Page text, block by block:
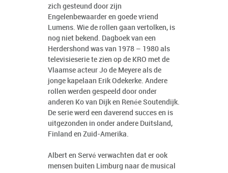
zich gesteund door zijn
Engelenbewaarder en goede vriend
Lumens. Wie de rollen gaan vertolken, is
nog niet bekend. Dagboek van een
Herdershond was van 1978 – 1980 als
televisieserie te zien op de KRO met de
Vlaamse acteur Jo de Meyere als de
jonge kapelaan Erik Odekerke. Andere
rollen werden gespeeld door onder
anderen Ko van Dijk en Renée Soutendijk.
De serie werd een daverend succes en is
uitgezonden in onder andere Duitsland,
Finland en Zuid-Amerika.
Albert en Servé verwachten dat er ook
mensen buiten Limburg naar de musical